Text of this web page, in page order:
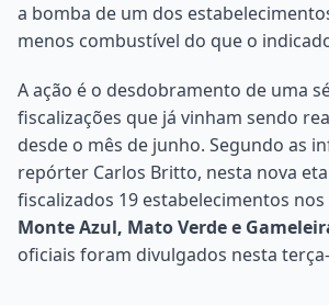
a bomba de um dos
menos combustível do que o
A ação é o desdobramento de uma
fiscalizações que já vinham sendo
desde o mês de junho. Segundo as
repórter Carlos Britto, nesta nova
fiscalizados 19 estabelecimentos
Monte Azul, Mato Verde e
oficiais foram divulgados nesta